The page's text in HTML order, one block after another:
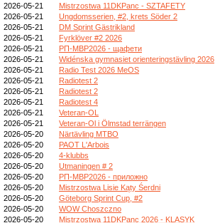
2026-05-21
Mistrzostwa 11DKPanc - SZTAFETY
2026-05-21
Ungdomsserien, #2, krets Söder 2
2026-05-21
DM Sprint Gästrikland
2026-05-21
Fyrklöver #2 2026
2026-05-21
РП-МВР2026 - щафети
2026-05-21
Widénska gymnasiet orienteringstävling 2026
2026-05-21
Radio Test 2026 MeOS
2026-05-21
Radiotest 2
2026-05-21
Radiotest 2
2026-05-21
Radiotest 4
2026-05-21
Veteran-OL
2026-05-21
Veteran-Ol i Ölmstad terrängen
2026-05-20
Närtävling MTBO
2026-05-20
PAOT L'Arbois
2026-05-20
4-klubbs
2026-05-20
Utmaningen # 2
2026-05-20
РП-МВР2026 - приложно
2026-05-20
Mistrzostwa Lisie Kąty Śerdni
2026-05-20
Göteborg Sprint Cup, #2
2026-05-20
WOW Choszczno
2026-05-20
Mistrzostwa 11DKPanc 2026 - KLASYK